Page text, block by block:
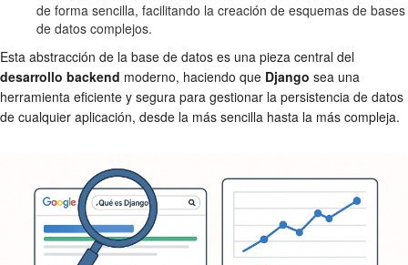
de forma sencilla, facilitando la creación de esquemas de bases
de datos complejos.
Esta abstracción de la base de datos es una pieza central del
desarrollo backend moderno, haciendo que Django sea una
herramienta eficiente y segura para gestionar la persistencia de datos
de cualquier aplicación, desde la más sencilla hasta la más compleja.